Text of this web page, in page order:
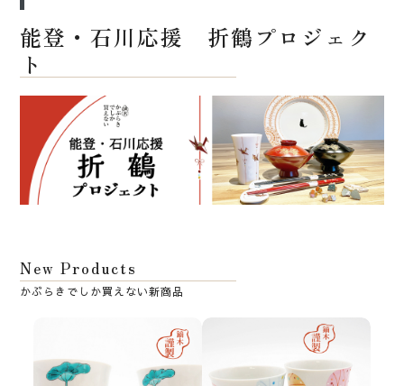
能登・石川応援 折鶴プロジェク
ト
New Products